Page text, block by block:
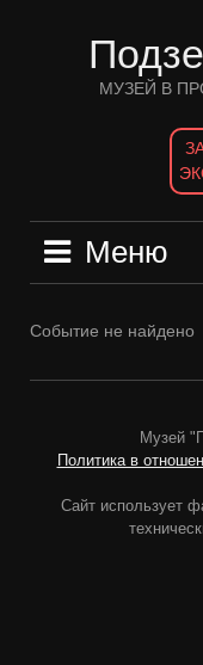
МУЗЕЙ В
Меню
Событие не найдено
Музей
Политика в
Сайт использует